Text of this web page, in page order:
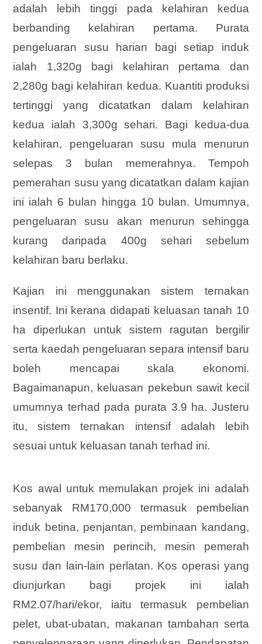
adalah lebih tinggi pada kelahiran kedua
berbanding kelahiran pertama. Purata
pengeluaran susu harian bagi setiap induk
ialah 1,320g bagi kelahiran pertama dan
2,280g bagi kelahiran kedua. Kuantiti produksi
tertinggi yang dicatatkan dalam kelahiran
kedua ialah 3,300g sehari. Bagi kedua-dua
kelahiran, pengeluaran susu mula menurun
selepas 3 bulan memerahnya. Tempoh
pemerahan susu yang dicatatkan dalam kajian
ini ialah 6 bulan hingga 10 bulan. Umumnya,
pengeluaran susu akan menurun sehingga
kurang daripada 400g sehari sebelum
kelahiran baru berlaku.
Kajian ini menggunakan sistem ternakan
insentif. Ini kerana didapati keluasan tanah 10
ha diperlukan untuk sistem ragutan bergilir
serta kaedah pengeluaran separa intensif baru
boleh mencapai skala ekonomi.
Bagaimanapun, keluasan pekebun sawit kecil
umumnya terhad pada purata 3.9 ha. Justeru
itu, sistem ternakan intensif adalah lebih
sesuai untuk keluasan tanah terhad ini.
Kos awal untuk memulakan projek ini adalah
sebanyak RM170,000 termasuk pembelian
induk betina, penjantan, pembinaan kandang,
pembelian mesin perincih, mesin pemerah
susu dan lain-lain perlatan. Kos operasi yang
diunjurkan bagi projek ini ialah
RM2.07/hari/ekor, iaitu termasuk pembelian
pelet, ubat-ubatan, makanan tambahan serta